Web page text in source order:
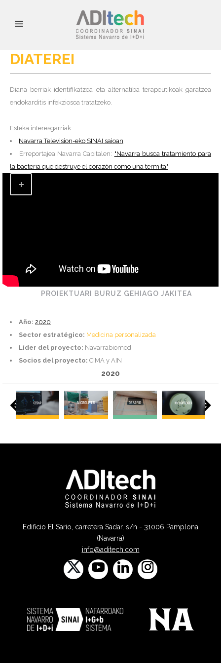
DIATEREI
Diana berriak identifikatzea eta alternatiba terapeutikoak garatzea
endokarditis infekziosoa tratatzeko.
Esteka interesgarriak:
Navarra Television-eko SINAI saioan
Erreportajea Navarra Capitalen: "Navarra busca tratamiento para
la bacteria que destruye el corazón como una termita"
PROIEKTUARI BURUZ GEHIAGO JAKITEA
Año: 2020
Sector estratégico: Medicina personalizada
Líder del proyecto: Navarrabiomed
Socios del proyecto: CIMA y AIN
2020
Edificio El Sario, carretera Sadar, s/n - 31006 Pamplona
(Navarra)
info@aditech.com